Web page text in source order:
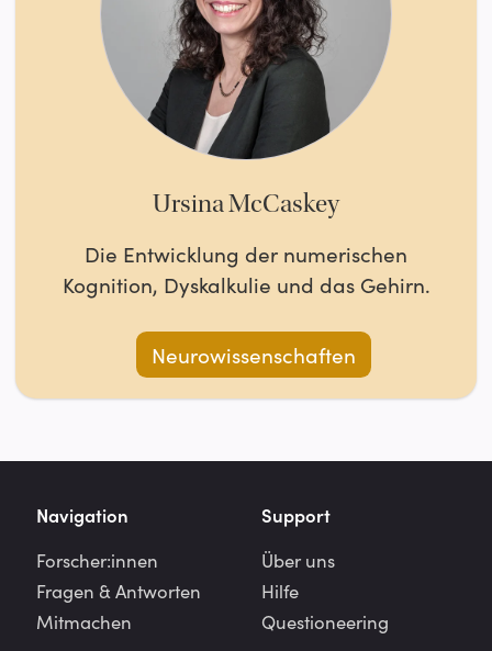
Ursina McCaskey
Die Entwicklung der numerischen
Kognition, Dyskalkulie und das Gehirn.
Neurowissenschaften
Navigation
Forscher:innen
Fragen & Antworten
Mitmachen
Support
Über uns
Hilfe
Questioneering